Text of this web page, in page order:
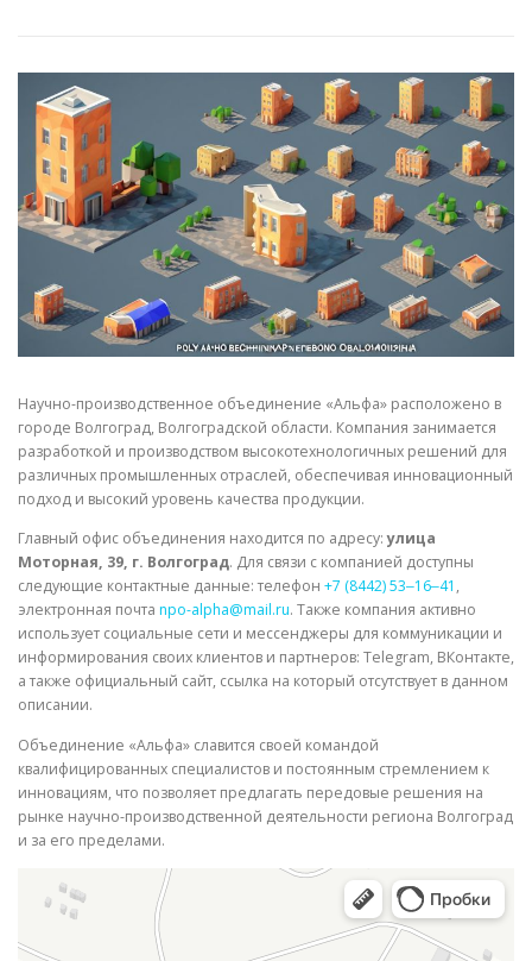
СВОЙСТВА МЕТАЛЛОВ СОРТА МЕТАЛЛОВ
СТАТЬИ
Научно-производственное объединение «Альфа» расположено в
городе Волгоград, Волгоградской области. Компания занимается
разработкой и производством высокотехнологичных решений для
различных промышленных отраслей, обеспечивая инновационный
подход и высокий уровень качества продукции.
Главный офис объединения находится по адресу:улица
Моторная, 39, г. Волгоград. Для связи с компанией доступны
следующие контактные данные: телефон +7 (8442) 53‒16‒41 ,
электронная почта npo-alpha@mail.ru. Также компания активно
использует социальные сети и мессенджеры для коммуникации и
информирования своих клиентов и партнеров: Telegram, ВКонтакте,
а также официальный сайт, ссылка на который отсутствует в данном
описании.
Объединение «Альфа» славится своей командой
квалифицированных специалистов и постоянным стремлением к
инновациям, что позволяет предлагать передовые решения на
рынке научно-производственной деятельности региона Волгоград
и за его пределами.